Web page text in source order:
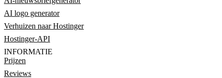
AI logo generator
Verhuizen naar Hostinger
Hostinger-API
INFORMATIE
Prijzen
Reviews